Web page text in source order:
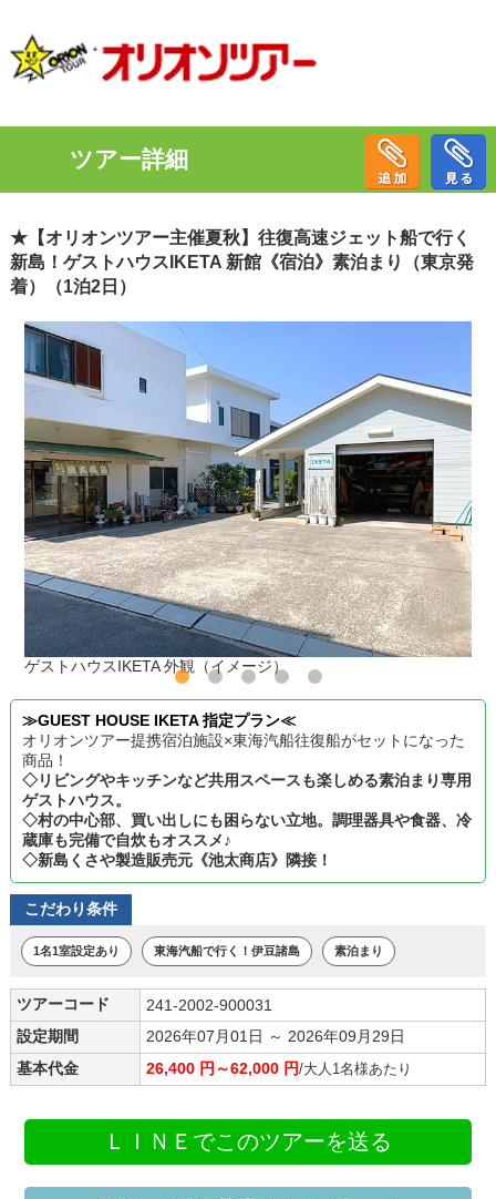
ツアー詳細
★【オリオンツアー主催夏秋】往復高速ジェット船で行く
新島！ゲストハウスIKETA 新館《宿泊》素泊まり（東京発
着）（1泊2日）
ゲストハウスIKETA 外観（イメージ）
≫GUEST HOUSE IKETA 指定プラン≪
オリオンツアー提携宿泊施設×東海汽船往復船がセットになった
商品！
◇リビングやキッチンなど共用スペースも楽しめる素泊まり専用
ゲストハウス。
◇村の中心部、買い出しにも困らない立地。調理器具や食器、冷
蔵庫も完備で自炊もオススメ♪
◇新島くさや製造販売元《池太商店》隣接！
こだわり条件
1名1室設定あり 東海汽船で行く！伊豆諸島 素泊まり
ツアーコード
241-2002-900031
設定期間
2026年07月01日 ～ 2026年09月29日
基本代金
26,400 円～62,000 円/大人1名様あたり
ＬＩＮＥでこのツアーを送る